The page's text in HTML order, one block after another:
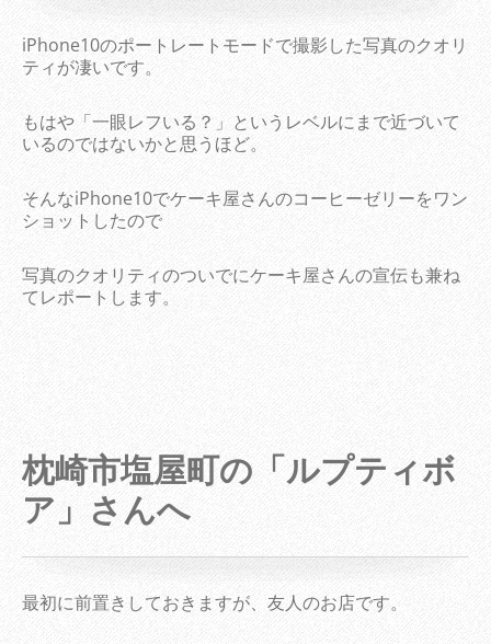
iPhone10のポートレートモードで撮影した写真のクオリ
ティが凄いです。
もはや「一眼レフいる？」というレベルにまで近づいて
いるのではないかと思うほど。
そんなiPhone10でケーキ屋さんのコーヒーゼリーをワン
ショットしたので
写真のクオリティのついでにケーキ屋さんの宣伝も兼ね
てレポートします。
枕崎市塩屋町の「ルプティボ
ア」さんへ
最初に前置きしておきますが、友人のお店です。